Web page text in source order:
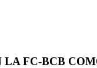
FC-BCB